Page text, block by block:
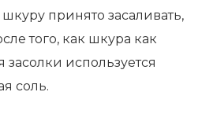
принято засаливать,
того, как шкура как
засолки используется
соль.